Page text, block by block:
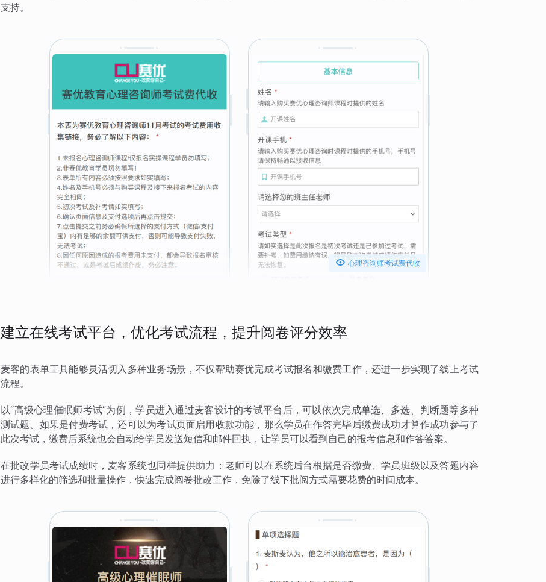
支持。
 心理咨询师考试费代收
建立在线考试平台，优化考试流程，提升阅卷评分效率
麦客的表单工具能够灵活切入多种业务场景，不仅帮助赛优完成考试报名和缴费工作，还进一步实现了线上考试
流程。
以“高级心理催眠师考试”为例，学员进入通过麦客设计的考试平台后，可以依次完成单选、多选、判断题等多种
测试题。如果是付费考试，还可以为考试页面启用收款功能，那么学员在作答完毕后缴费成功才算作成功参与了
此次考试，缴费后系统也会自动给学员发送短信和邮件回执，让学员可以看到自己的报考信息和作答答案。
在批改学员考试成绩时，麦客系统也同样提供助力：老师可以在系统后台根据是否缴费、学员班级以及答题内容
进行多样化的筛选和批量操作，快速完成阅卷批改工作，免除了线下批阅方式需要花费的时间成本。